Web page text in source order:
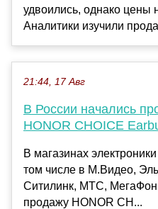
удвоились, однако цены
Аналитики изучили
21:44, 17 Авг
В России начались
HONOR CHOICE
В магазинах
том числе в М.Видео,
Ситилинк, МТС, МегаФон
продажу HONOR CH...